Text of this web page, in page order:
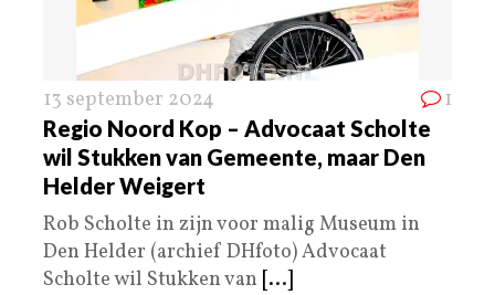
13 september 2024 1
Regio Noord Kop – Advocaat Scholte
wil Stukken van Gemeente, maar Den
Helder Weigert
Rob Scholte in zijn voor malig Museum in
Den Helder (archief DHfoto) Advocaat
Scholte wil Stukken van [...]